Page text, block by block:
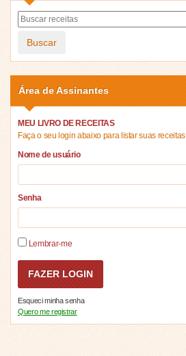
Buscar
Área de Assinantes
MEU LIVRO DE RECEITAS
Faça o seu login abaixo para listar suas receitas
Nome de usuário
Senha
Lembrar-me
Esqueci minha senha
Quero me registrar